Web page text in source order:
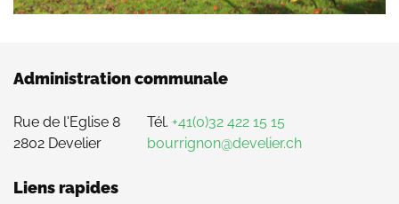
Administration communale
Rue de l'Eglise 8
2802 Develier
Tél. +41(0)32 422 15 15
bourrignon@develier.ch
Liens rapides